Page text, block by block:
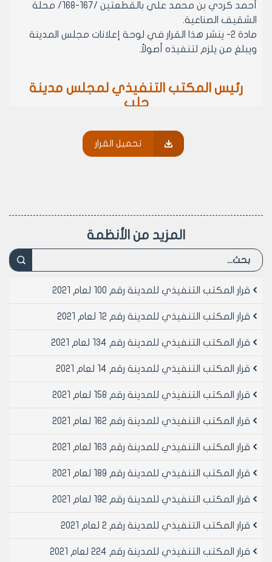
أحمد كردي بن محمد علي بالقطعتين /167-168/ محلة
الشقيف الصناعية.
مادة 2- ينشر هذا القرار في لوحة إعلانات مجلس المدينة
ويبلغ من يلزم لتنفيذه أصولاً.
رئيس المكتب التنفيذي لمجلس مدينة
حلب
تحميل القرار
المزيد من الأنظمة
قرار المكتب التنفيذي للمدينة رقم 100 لعام 2021
قرار المكتب التنفيذي للمدينة رقم 12 لعام 2021
قرار المكتب التنفيذي للمدينة رقم 134 لعام 2021
قرار المكتب التنفيذي للمدينة رقم 14 لعام 2021
قرار المكتب التنفيذي للمدينة رقم 158 لعام 2021
قرار المكتب التنفيذي للمدينة رقم 162 لعام 2021
قرار المكتب التنفيذي للمدينة رقم 163 لعام 2021
قرار المكتب التنفيذي للمدينة رقم 189 لعام 2021
قرار المكتب التنفيذي للمدينة رقم 192 لعام 2021
قرار المكتب التنفيذي للمدينة رقم 2 لعام 2021
قرار المكتب التنفيذي للمدينة رقم 224 لعام 2021